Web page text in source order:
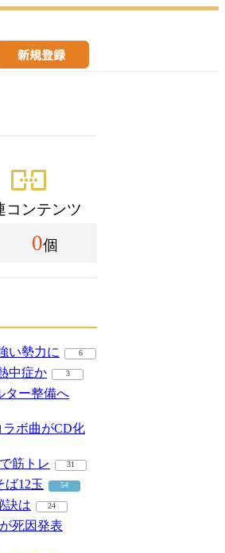
コンテンツ
0個
い勢力に 6
中症か 3
ター整備へ
ボ曲がCD化
筋トレ 31
ば12玉 54
訣は 24
死因発表